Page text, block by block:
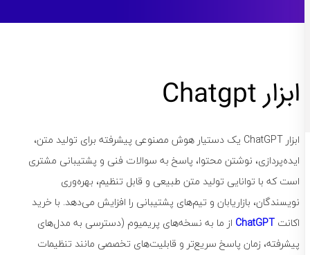
ابزار Chatgpt
ابزار ChatGPT یک دستیار هوش مصنوعی پیشرفته برای تولید متن،
ایده‌پردازی، نوشتن محتوا، پاسخ به سوالات فنی و پشتیبانی مشتری
است که با توانایی تولید متن طبیعی و قابل تنظیم، بهره‌وری
نویسندگان، بازاریابان و تیم‌های پشتیبانی را افزایش می‌دهد. با خرید
اکانتChatGPTاز ما به نسخه‌های پریمیوم (دسترسی به مدل‌های
پیشرفته، زمان پاسخ سریع‌تر و قابلیت‌های تخصصی مانند تنظیمات